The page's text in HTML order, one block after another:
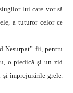
lui care vor să
a tuturor celor ce
Nesurpat” fii, pentru
o piedică şi un zid
şi împrejurările grele.